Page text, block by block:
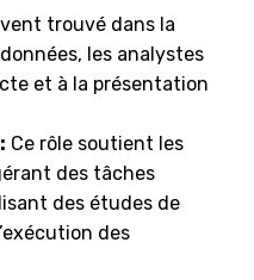
trouvé dans la
les analystes
et à la présentation
Ce rôle soutient les
des tâches
des études de
des